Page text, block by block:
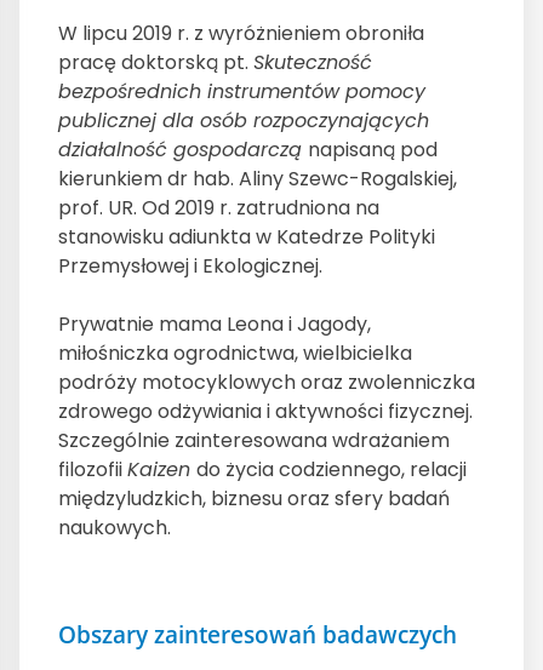
W lipcu 2019 r. z wyróżnieniem obroniła
pracę doktorską pt. Skuteczność
bezpośrednich instrumentów pomocy
publicznej dla osób rozpoczynających
działalność gospodarczą napisaną pod
kierunkiem dr hab. Aliny Szewc-Rogalskiej,
prof. UR. Od 2019 r. zatrudniona na
stanowisku adiunkta w Katedrze Polityki
Przemysłowej i Ekologicznej.
Prywatnie mama Leona i Jagody,
miłośniczka ogrodnictwa, wielbicielka
podróży motocyklowych oraz zwolenniczka
zdrowego odżywiania i aktywności fizycznej.
Szczególnie zainteresowana wdrażaniem
filozofiiKaizen do życia codziennego, relacji
międzyludzkich, biznesu oraz sfery badań
naukowych.
Obszary zainteresowań badawczych